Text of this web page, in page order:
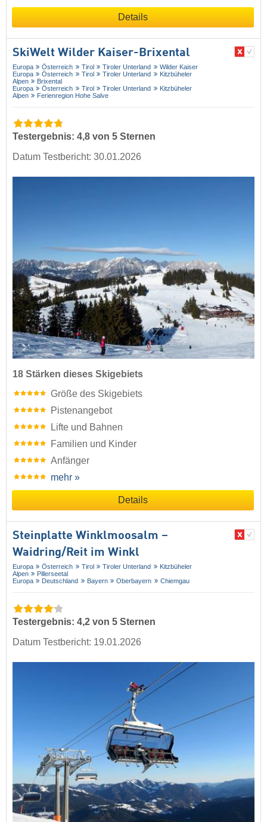
Details
SkiWelt Wilder Kaiser-Brixental
Europa Österreich Tirol Tiroler Unterland
Wilder Kaiser
Europa
Österreich Tirol Tiroler Unterland
Kitzbüheler
Alpen
Brixental
Europa
Österreich Tirol Tiroler Unterland
Kitzbüheler
Alpen
Ferienregion Hohe Salve
Testergebnis: 4,8 von 5 Sternen
Datum Testbericht: 30.01.2026
18 Stärken dieses Skigebiets
Größe des Skigebiets
Pistenangebot
Lifte und Bahnen
Familien und Kinder
Anfänger
mehr »
Details
Steinplatte Winklmoosalm –
Waidring/​Reit im Winkl
Europa Österreich Tirol Tiroler Unterland
Kitzbüheler
Alpen
Pillerseetal
Europa
Deutschland Bayern Oberbayern Chiemgau
Testergebnis: 4,2 von 5 Sternen
Datum Testbericht: 19.01.2026